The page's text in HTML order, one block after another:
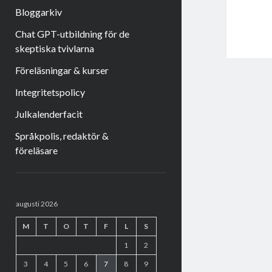
Bloggarkiv
Chat GPT-utbildning för de
skeptiska tvivlarna
Föreläsningar & kurser
Integritetspolicy
Julkalenderfacit
Språkpolis, redaktör &
föreläsare
augusti 2026
M T O T F L S
1 2
3 4 5 6 7 8 9